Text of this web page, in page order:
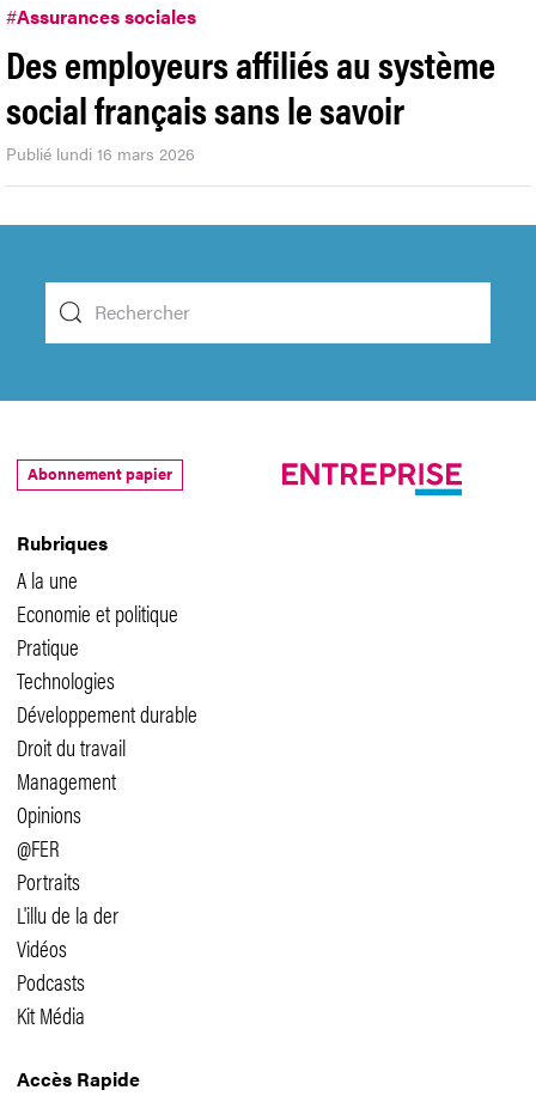
#Assurances sociales
Des employeurs affiliés au système
social français sans le savoir
Publié lundi 16 mars 2026
Rubriques
A la une
Economie et politique
Pratique
Technologies
Développement durable
Droit du travail
Management
Opinions
@FER
Portraits
L'illu de la der
Vidéos
Podcasts
Kit Média
Accès Rapide
Abonnement papier